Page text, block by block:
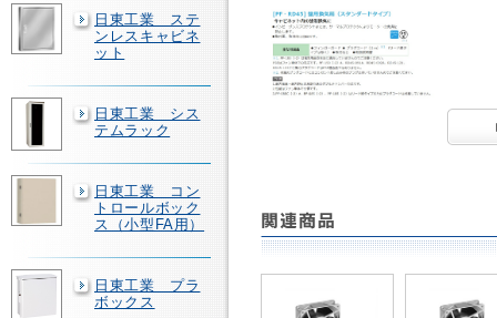
日東工業 ステ
ンレスキャビネ
ット
日東工業 シス
テムラック
日東工業 コン
トロールボック
ス（小型FA用）
日東工業 プラ
ボックス